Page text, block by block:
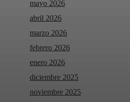
mayo 2026
abril 2026
marzo 2026
febrero 2026
enero 2026
diciembre 2025
noviembre 2025